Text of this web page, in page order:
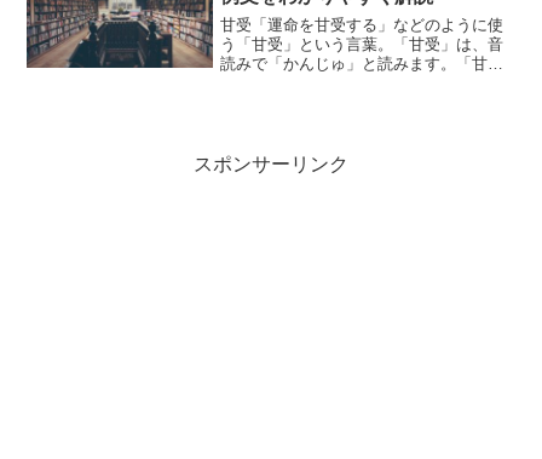
甘受「運命を甘受する」などのように使
う「甘受」という言葉。「甘受」は、音
読みで「かんじゅ」と読みます。「甘
スポンサーリンク